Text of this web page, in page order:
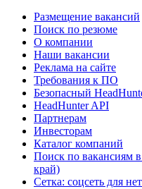
Размещение вакансий
Поиск по резюме
О компании
Наши вакансии
Реклама на сайте
Требования к ПО
Безопасный
HeadHunter API
Партнерам
Инвесторам
Каталог компаний
Поиск по вакансиям
край)
Сетка: соцсеть для